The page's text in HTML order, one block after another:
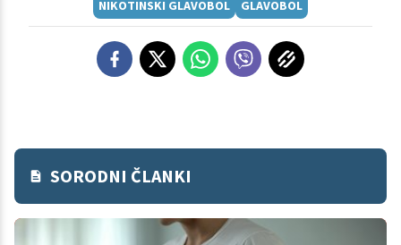
NIKOTINSKI GLAVOBOL GLAVOBOL
SORODNI ČLANKI